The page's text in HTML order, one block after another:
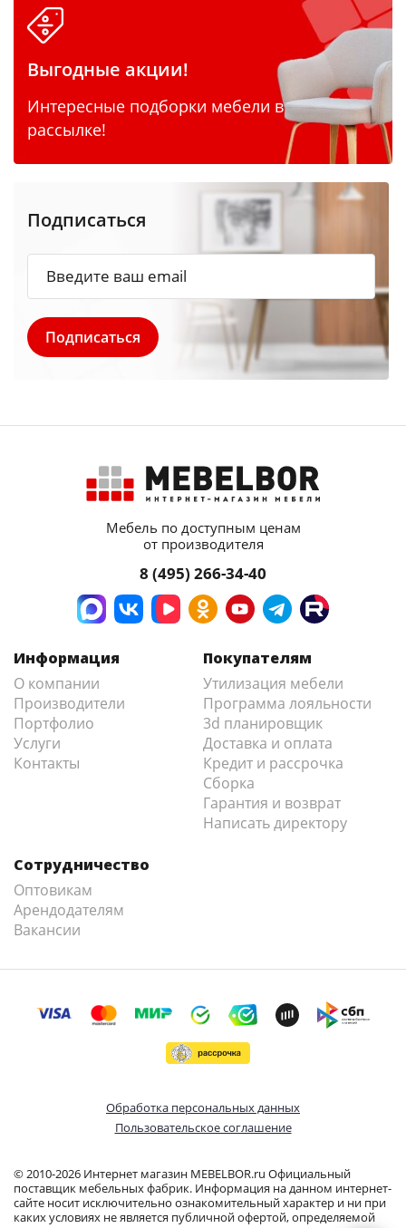
Выгодные акции!
Интересные подборки мебели в
рассылке!
Подписаться
Мебель по доступным ценам
от производителя
8 (495) 266-34-40
Информация
О компании
Производители
Портфолио
Услуги
Контакты
Покупателям
Утилизация мебели
Программа лояльности
3d планировщик
Доставка и оплата
Кредит и рассрочка
Сборка
Гарантия и возврат
Написать директору
Сотрудничество
Оптовикам
Арендодателям
Вакансии
© 2010-2026 Интернет магазин MEBELBOR.ru Официальный
поставщик мебельных фабрик. Информация на данном интернет-
сайте носит исключительно ознакомительный характер и ни при
каких условиях не является публичной офертой, определяемой
Обработка персональных данных
Пользовательское соглашение